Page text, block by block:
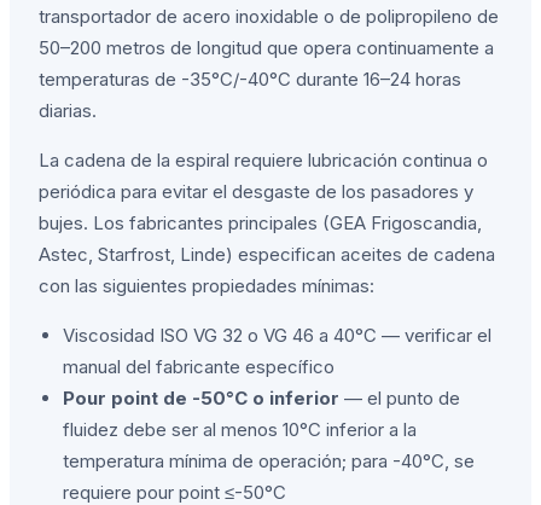
transportador de acero inoxidable o de polipropileno de
50–200 metros de longitud que opera continuamente a
temperaturas de -35°C/-40°C durante 16–24 horas
diarias.
La cadena de la espiral requiere lubricación continua o
periódica para evitar el desgaste de los pasadores y
bujes. Los fabricantes principales (GEA Frigoscandia,
Astec, Starfrost, Linde) especifican aceites de cadena
con las siguientes propiedades mínimas:
Viscosidad ISO VG 32 o VG 46 a 40°C — verificar el
manual del fabricante específico
Pour point de -50°C o inferior — el punto de
fluidez debe ser al menos 10°C inferior a la
temperatura mínima de operación; para -40°C, se
requiere pour point ≤-50°C